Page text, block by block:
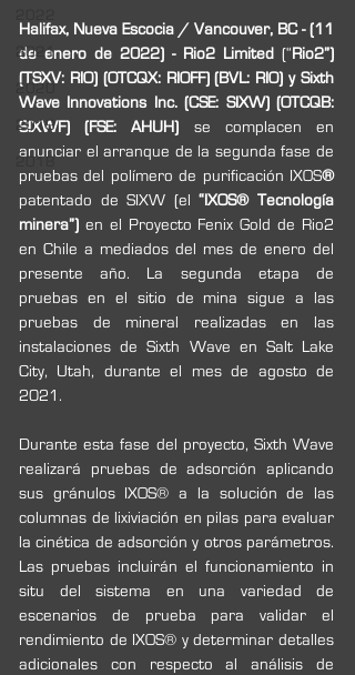
2021
2020
2019
Halifax, Nueva Escocia / Vancouver, BC - (11
de enero de 2022) - Rio2 Limited (“ Rio2”)
(TSXV: RIO) (OTCQX: RIOFF) (BVL: RIO) y Sixth
Wave Innovations Inc. (CSE: SIXW) (OTCQB:
SIXWF) (FSE: AHUH) se complacen en
anunciar el arranque de la segunda fase de
pruebas del polímero de purificación IXOS
®
patentado de SIXW (el “IXOS® Tecnología
minera”) en el Proyecto Fenix Gold de Rio2
en Chile a mediados del mes de enero del
presente año. La segunda etapa de
pruebas en el sitio de mina sigue a las
pruebas de mineral realizadas en las
instalaciones de Sixth Wave en Salt Lake
City, Utah, durante el mes de agosto de
2021.
Durante esta fase del proyecto, Sixth Wave
realizará pruebas de adsorción aplicando
sus gránulos IXOS® a la solución de las
columnas de lixiviación en pilas para evaluar
la cinética de adsorción y otros parámetros.
Las pruebas incluirán el funcionamiento in
situ del sistema en una variedad de
escenarios de prueba para validar el
rendimiento de IXOS® y determinar detalles
adicionales con respecto al análisis de